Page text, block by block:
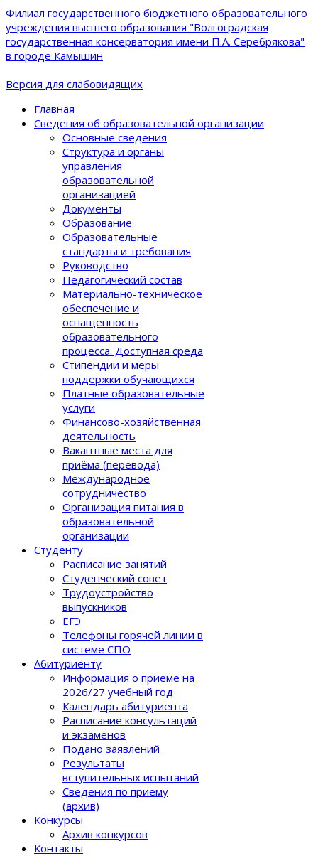
Филиал государственного бюджетного образовательного
учреждения высшего образования "Волгоградская
государственная консерватория имени П.А. Серебрякова"
в городе Камышин
Версия для слабовидящих
Главная
Сведения об образовательной организации
Основные сведения
Структура и органы
управления
образовательной
организацией
Документы
Образование
Образовательные
стандарты и требования
Руководство
Педагогический состав
Материально-техническое
обеспечение и
оснащенность
образовательного
процеcса. Доступная среда
Стипендии и меры
поддержки обучающихся
Платные образовательные
услуги
Финансово-хозяйственная
деятельность
Вакантные места для
приёма (перевода)
Международное
сотрудничество
Организация питания в
образовательной
организации
Студенту
Расписание занятий
Студенческий совет
Трудоустройство
выпускников
ЕГЭ
Телефоны горячей линии в
системе СПО
Абитуриенту
Информация о приеме на
2026/27 учебный год
Календарь абитуриента
Расписание консультаций
и экзаменов
Подано заявлений
Результаты
вступительных испытаний
Сведения по приему
(архив)
Конкурсы
Архив конкурсов
Контакты